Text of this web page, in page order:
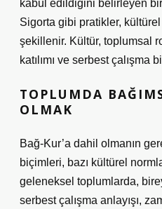
kabul edildiğini belirleyen
Sigorta gibi pratikler,
şekillenir. Kültür, toplumsal
katılımı ve serbest çalışma
TOPLUMDA
OLMAK
Bağ-Kur’a dahil olmanın
biçimleri, bazı kültürel
geleneksel toplumlarda,
serbest çalışma anlayışı,